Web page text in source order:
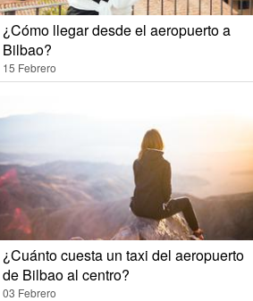
¿Cómo llegar desde el aeropuerto a
Bilbao?
15 Febrero
¿Cuánto cuesta un taxi del aeropuerto
de Bilbao al centro?
03 Febrero